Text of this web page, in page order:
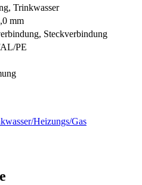
Trinkwasser
mm
Steckverbindung
PE
Heizungs/Gas